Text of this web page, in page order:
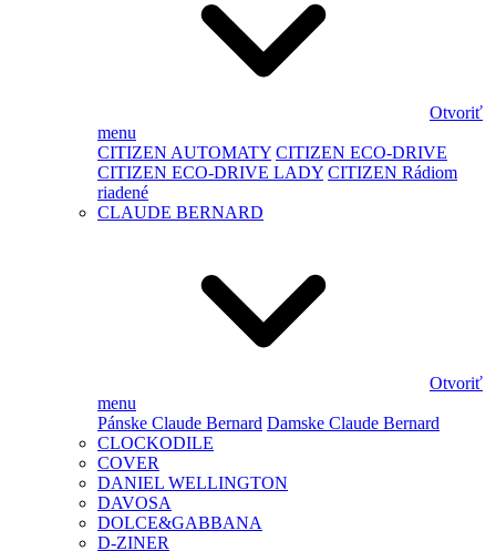
Otvoriť
menu
CITIZEN AUTOMATY CITIZEN ECO-DRIVE
CITIZEN ECO-DRIVE LADY CITIZEN Rádiom
riadené
CLAUDE BERNARD
Otvoriť
menu
Pánske Claude Bernard Damske Claude Bernard
CLOCKODILE
COVER
DANIEL WELLINGTON
DAVOSA
DOLCE&GABBANA
D-ZINER